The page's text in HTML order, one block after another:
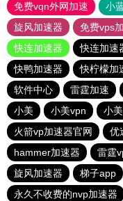
免费vqn外网加速
小
旋风加速器
免费vps
快连加速器
快连加速
快鸭加速器
快柠檬加
软件中心
雷霆加速
小美
小美vpn 小
火箭vp加速器官网
优
hammer加速器
雷霆
旋风加速器
梯子app
永久不收费的nvp加速器